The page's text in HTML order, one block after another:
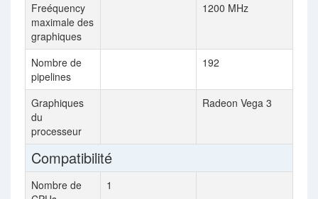
Freéquency
maximale des
graphiques
1200 MHz
Nombre de
pipelines
192
Graphiques
du
processeur
Radeon Vega 3
Compatibilité
Nombre de
1